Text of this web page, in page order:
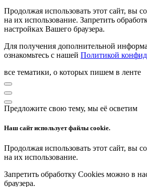
Продолжая использовать этот сайт, вы
на их использование. Запретить
настройках Вашего браузера.
Для получения дополнительной
ознакомьтесь с нашей Политикой
все тематики, о которых пишем в ленте
Предложите свою тему, мы её осветим
Наш сайт использует файлы cookie.
Продолжая использовать этот сайт, вы
на их использование.
Запретить обработку Cookies можно в
браузера.